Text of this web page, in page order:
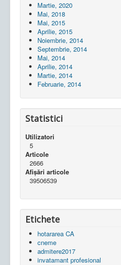
Martie, 2020
Mai, 2018
Mai, 2015
Aprilie, 2015
Noiembrie, 2014
Septembrie, 2014
Mai, 2014
Aprilie, 2014
Martie, 2014
Februarie, 2014
Statistici
Utilizatori
5
Articole
2666
Afișări articole
39506539
Etichete
hotararea CA
cneme
admitere2017
invatamant profesional